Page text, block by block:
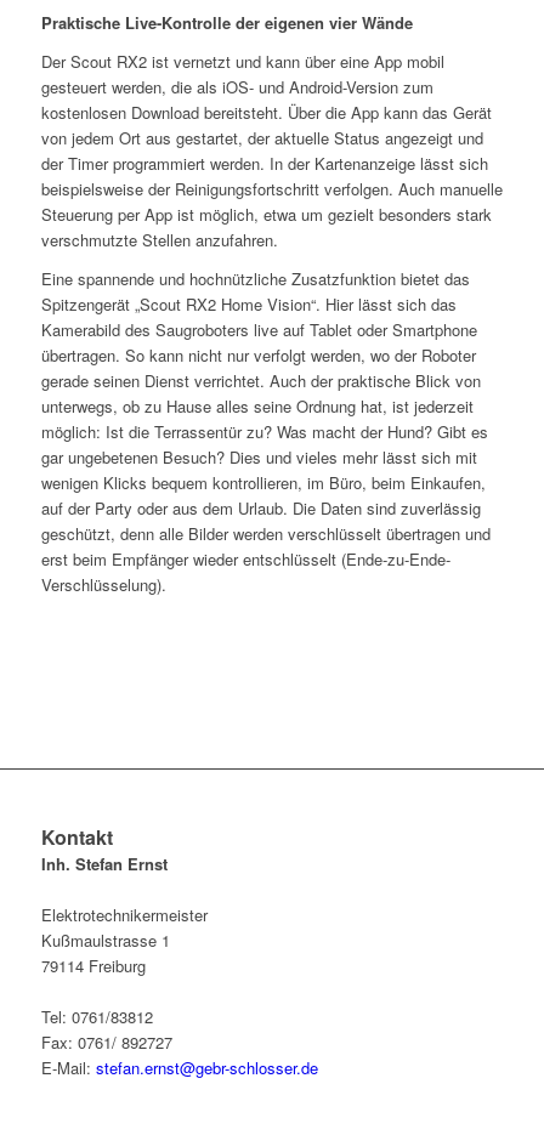
Praktische Live-Kontrolle der eigenen vier Wände
Der Scout RX2 ist vernetzt und kann über eine App mobil
gesteuert werden, die als iOS- und Android-Version zum
kostenlosen Download bereitsteht. Über die App kann das Gerät
von jedem Ort aus gestartet, der aktuelle Status angezeigt und
der Timer programmiert werden. In der Kartenanzeige lässt sich
beispielsweise der Reinigungsfortschritt verfolgen. Auch manuelle
Steuerung per App ist möglich, etwa um gezielt besonders stark
verschmutzte Stellen anzufahren.
Eine spannende und hochnützliche Zusatzfunktion bietet das
Spitzengerät „Scout RX2 Home Vision“. Hier lässt sich das
Kamerabild des Saugroboters live auf Tablet oder Smartphone
übertragen. So kann nicht nur verfolgt werden, wo der Roboter
gerade seinen Dienst verrichtet. Auch der praktische Blick von
unterwegs, ob zu Hause alles seine Ordnung hat, ist jederzeit
möglich: Ist die Terrassentür zu? Was macht der Hund? Gibt es
gar ungebetenen Besuch? Dies und vieles mehr lässt sich mit
wenigen Klicks bequem kontrollieren, im Büro, beim Einkaufen,
auf der Party oder aus dem Urlaub. Die Daten sind zuverlässig
geschützt, denn alle Bilder werden verschlüsselt übertragen und
erst beim Empfänger wieder entschlüsselt (Ende-zu-Ende-
Verschlüsselung).
Kontakt
Inh. Stefan Ernst
Elektrotechnikermeister
Kußmaulstrasse 1
79114 Freiburg
Tel: 0761/83812
Fax: 0761/ 892727
E-Mail: stefan.ernst@gebr-schlosser.de